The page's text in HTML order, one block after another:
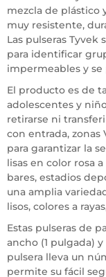
mezcla de plástico
muy resistente,
Las pulseras Tyvek
para identificar
impermeables y se
El producto es de
adolescentes y
retirarse ni
con entrada, zonas
para garantizar la
lisas en color rosa
bares, estadios
una amplia
lisos, colores a
Estas pulseras de
ancho (1 pulgada)
pulsera lleva un
permite su fácil